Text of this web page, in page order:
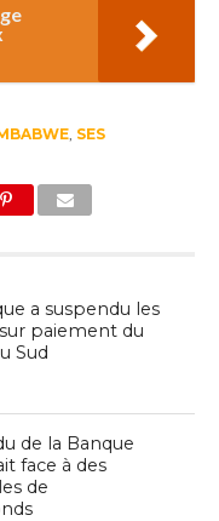
, SES
a suspendu les
paiement du
Sud
de la Banque
face à des
de